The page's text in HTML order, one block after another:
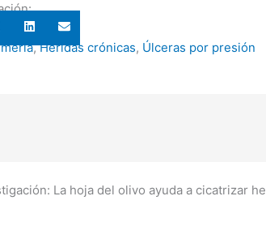
Compartir
X
Compartir
LinkedIn
Compartir
Email
,Heridas crónicas, Úlceras por presión
La hoja del olivo ayuda a cicatrizar